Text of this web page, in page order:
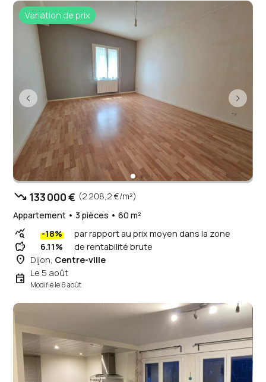
Variation de prix
trending_down 133 000 € (2 208,2 €/m²)
Appartement • 3 pièces • 60 m²
query_stats -18% par rapport au prix moyen dans la zone
savings 6.11% de rentabilité brute
place Dijon, Centre-ville
event Le 5 août
Modifié le 6 août